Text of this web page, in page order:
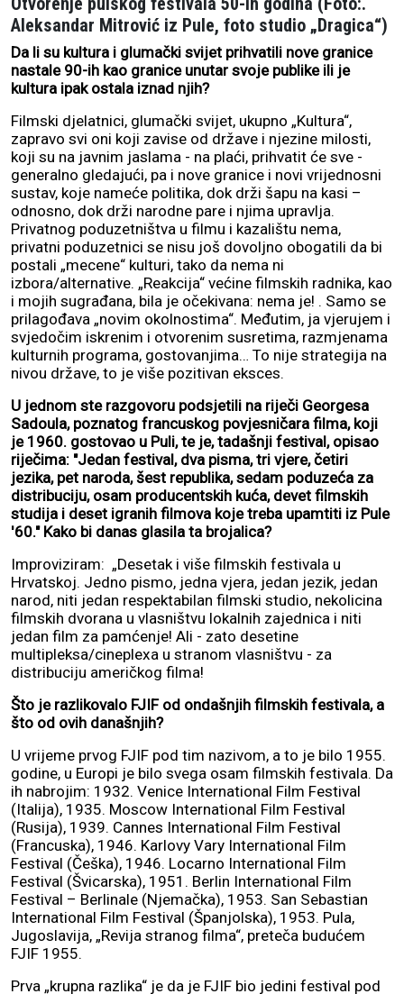
Aleksandar Mitrović iz Pule, foto studio „Dragica“)
Da li su kultura i glumački svijet prihvatili nove granice
nastale 90-ih kao granice unutar svoje publike ili je
kultura ipak ostala iznad njih?
Filmski djelatnici, glumački svijet, ukupno „Kultura“,
zapravo svi oni koji zavise od države i njezine milosti,
koji su na javnim jaslama - na plaći, prihvatit će sve -
generalno gledajući, pa i nove granice i novi vrijednosni
sustav, koje nameće politika, dok drži šapu na kasi –
odnosno, dok drži narodne pare i njima upravlja.
Privatnog poduzetništva u filmu i kazalištu nema,
privatni poduzetnici se nisu još dovoljno obogatili da bi
postali „mecene“ kulturi, tako da nema ni
izbora/alternative. „Reakcija“ većine filmskih radnika, kao
i mojih sugrađana, bila je očekivana: nema je! . Samo se
prilagođava „novim okolnostima“. Međutim, ja vjerujem i
svjedočim iskrenim i otvorenim susretima, razmjenama
kulturnih programa, gostovanjima… To nije strategija na
nivou države, to je više pozitivan eksces.
U jednom ste razgovoru podsjetili na riječi Georgesa
Sadoula, poznatog francuskog povjesničara filma, koji
je 1960. gostovao u Puli, te je, tadašnji festival, opisao
riječima: "Jedan festival, dva pisma, tri vjere, četiri
jezika, pet naroda, šest republika, sedam poduzeća za
distribuciju, osam producentskih kuća, devet filmskih
studija i deset igranih filmova koje treba upamtiti iz Pule
'60." Kako bi danas glasila ta brojalica?
Improviziram: „Desetak i više filmskih festivala u
Hrvatskoj. Jedno pismo, jedna vjera, jedan jezik, jedan
narod, niti jedan respektabilan filmski studio, nekolicina
filmskih dvorana u vlasništvu lokalnih zajednica i niti
jedan film za pamćenje! Ali - zato desetine
multipleksa/cineplexa u stranom vlasništvu - za
distribuciju američkog filma!
Što je razlikovalo FJIF od ondašnjih filmskih festivala, a
što od ovih današnjih?
U vrijeme prvog FJIF pod tim nazivom, a to je bilo 1955.
godine, u Europi je bilo svega osam filmskih festivala. Da
ih nabrojim: 1932. Venice International Film Festival
(Italija), 1935. Moscow International Film Festival
(Rusija), 1939. Cannes International Film Festival
(Francuska), 1946. Karlovy Vary International Film
Festival (Češka), 1946. Locarno International Film
Festival (Švicarska), 1951. Berlin International Film
Festival – Berlinale (Njemačka), 1953. San Sebastian
International Film Festival (Španjolska), 1953. Pula,
Jugoslavija, „Revija stranog filma“, preteča budućem
FJIF 1955.
Prva „krupna razlika“ je da je FJIF bio jedini festival pod